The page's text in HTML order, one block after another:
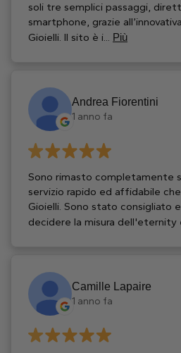
soli tre semplici passaggi,
smartphone, grazie
Gioielli. Il sito è i... Più
Andrea Fiorentini
1 anno fa
Sono rimasto completamente
servizio rapido ed affidabile
Gioielli. Sono stato consigliato
decidere la misura dell'eternity
Camille Lapaire
1 anno fa